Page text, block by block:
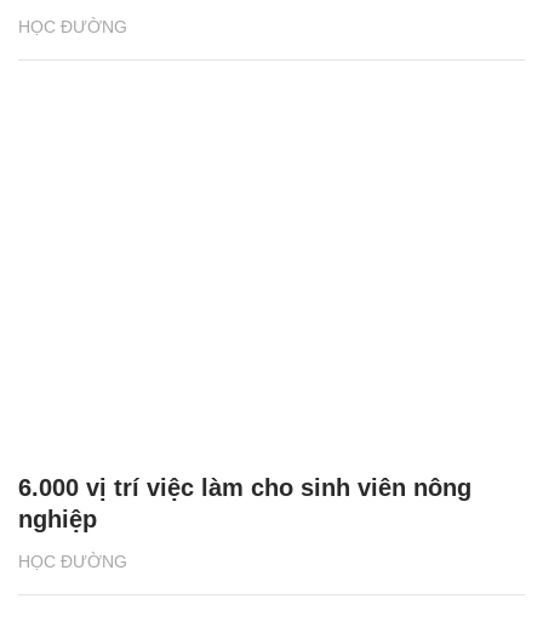
HỌC ĐƯỜNG
HỌC ĐƯỜNG
6.000 vị trí việc làm cho sinh viên nông
nghiệp